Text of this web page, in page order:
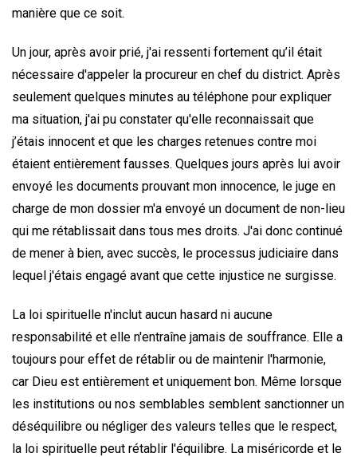
manière que ce soit.
Un jour, après avoir prié, j'ai ressenti fortement qu’il était
nécessaire d'appeler la procureur en chef du district. Après
seulement quelques minutes au téléphone pour expliquer
ma situation, j'ai pu constater qu'elle reconnaissait que
j’étais innocent et que les charges retenues contre moi
étaient entièrement fausses. Quelques jours après lui avoir
envoyé les documents prouvant mon innocence, le juge en
charge de mon dossier m'a envoyé un document de non-lieu
qui me rétablissait dans tous mes droits. J'ai donc continué
de mener à bien, avec succès, le processus judiciaire dans
lequel j'étais engagé avant que cette injustice ne surgisse.
La loi spirituelle n'inclut aucun hasard ni aucune
responsabilité et elle n'entraîne jamais de souffrance. Elle a
toujours pour effet de rétablir ou de maintenir l'harmonie,
car Dieu est entièrement et uniquement bon. Même lorsque
les institutions ou nos semblables semblent sanctionner un
déséquilibre ou négliger des valeurs telles que le respect,
la loi spirituelle peut rétablir l'équilibre. La miséricorde et le